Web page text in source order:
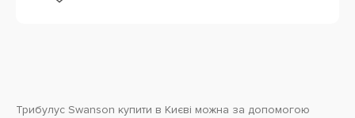
Трибулус Swanson купити в Києві можна за допомогою